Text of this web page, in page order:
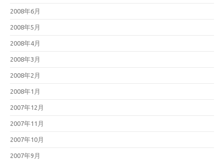
2008年6月
2008年5月
2008年4月
2008年3月
2008年2月
2008年1月
2007年12月
2007年11月
2007年10月
2007年9月